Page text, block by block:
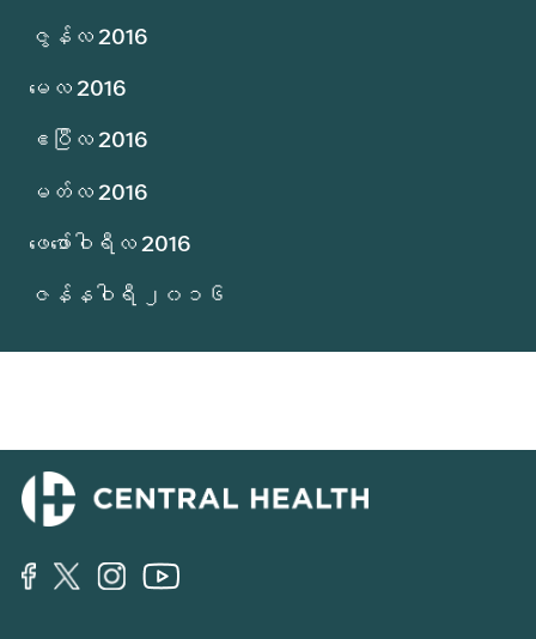
ဇွန်လ 2016
မေလ 2016
ဧပြီလ 2016
မတ်လ 2016
ဖေဖော်ဝါရီလ 2016
ဇန်နဝါရီ ၂၀၁၆